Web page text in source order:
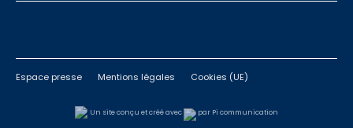
Un site conçu et créé avec par Pi communication
Espace presse Mentions légales Cookies (UE)